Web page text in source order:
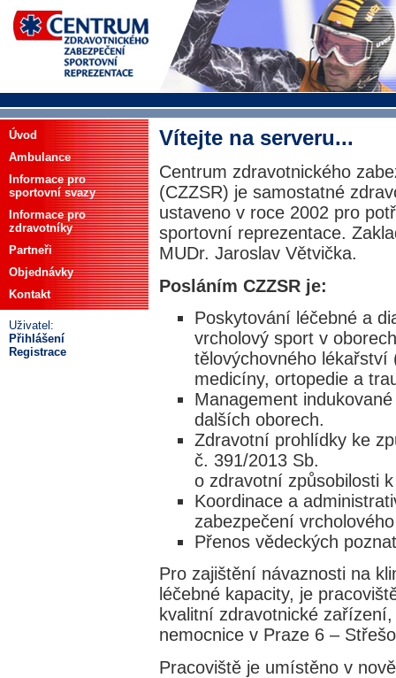
Úvod
Ambulance
Informace pro
sportovní svazy
Informace pro
zdravotníky
Partneři
Objednávky
Kontakt
Uživatel:
Přihlášení
Registrace
Vítejte na serveru...
Centrum zdravotnického
(CZZSR) je samostatné
ustaveno v roce 2002 pro
sportovní reprezentace.
MUDr. Jaroslav Větvička.
Posláním CZZSR je:
Poskytování léčebné a
vrcholový sport v oborech
tělovýchovného
medicíny, ortopedie a
Management
dalších oborech.
Zdravotní prohlídky ke
č. 391/2013 Sb.
o zdravotní způsobilosti
Koordinace a
zabezpečení
Přenos vědeckých
Pro zajištění návaznosti na
léčebné kapacity, je
kvalitní zdravotnické
nemocnice v Praze 6 –
Pracoviště je umístěno v